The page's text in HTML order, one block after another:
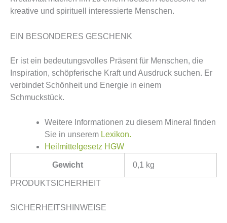
kreative und spirituell interessierte Menschen.
EIN BESONDERES GESCHENK
Er ist ein bedeutungsvolles Präsent für Menschen, die
Inspiration, schöpferische Kraft und Ausdruck suchen. Er
verbindet Schönheit und Energie in einem
Schmuckstück.
Weitere Informationen zu diesem Mineral finden
Sie in unserem Lexikon.
Heilmittelgesetz HGW
Gewicht 0,1 kg
PRODUKTSICHERHEIT
SICHERHEITSHINWEISE